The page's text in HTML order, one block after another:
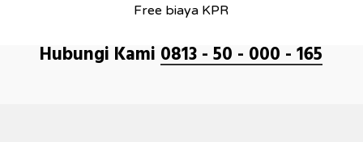
Free biaya KPR
Hubungi Kami 0813 - 50 - 000 - 165